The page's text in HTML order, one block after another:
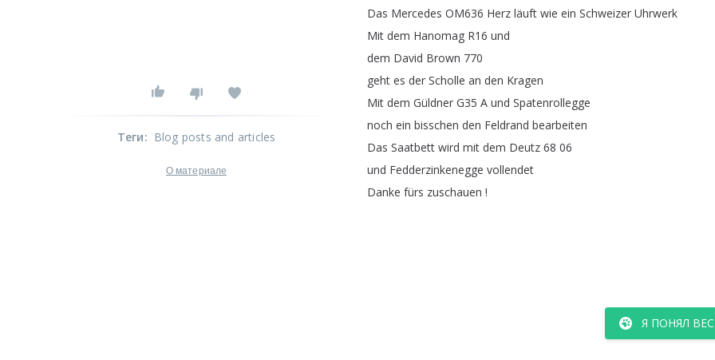
Das Mercedes OM636 Herz läuft wie ein Schweizer Uhrwerk
Mit dem Hanomag R16 und
dem David Brown 770
geht es der Scholle an den Kragen
Mit dem Güldner G35 A und Spatenrollegge
noch ein bisschen den Feldrand bearbeiten
Das Saatbett wird mit dem Deutz 68 06
und Fedderzinkenegge vollendet
Danke fürs zuschauen !
Я ПОНЯЛ
Теги: Blog posts and articles
О материале